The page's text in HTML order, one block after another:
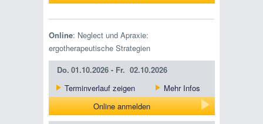
Online: Neglect und Apraxie:
ergotherapeutische Strategien
Do. 01.10.2026 - Fr. 02.10.2026
Terminverlauf zeigen
Mehr Infos
Online anmelden